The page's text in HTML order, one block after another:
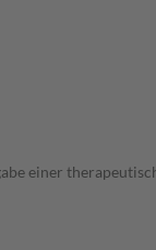
einer